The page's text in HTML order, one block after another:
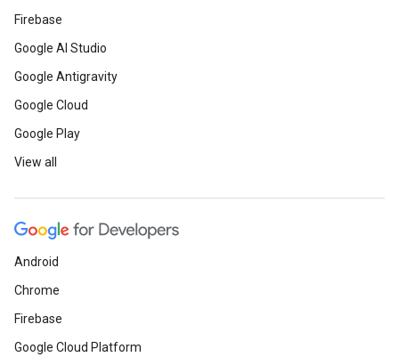
Firebase
Google AI Studio
Google Antigravity
Google Cloud
Google Play
View all
Android
Chrome
Firebase
Google Cloud Platform